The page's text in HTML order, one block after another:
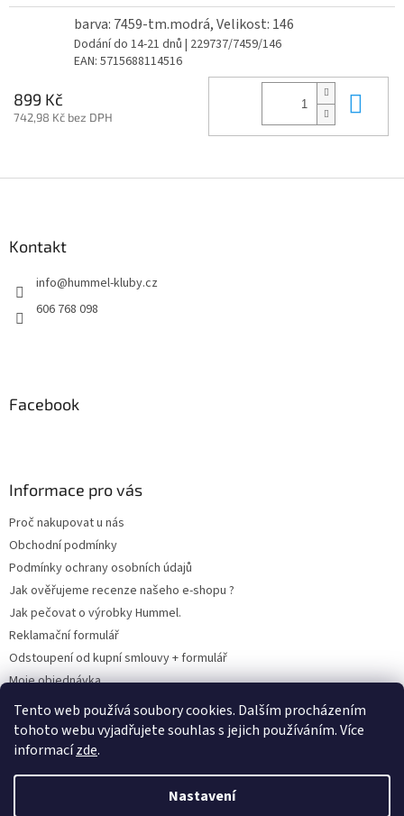
Tento web používá soubory cookies. Dalším procházením
tohoto webu vyjadřujete souhlas s jejich používáním. Více
informacízde.
Nastavení
barva: 7459-tm.modrá, Velikost: 146
Dodání do 14-21 dnů | 229737/7459/146
EAN: 5715688114516
899 Kč
742,98 Kč bez DPH
Kontakt
info@hummel-kluby.cz
606 768 098
Facebook
Informace pro vás
Proč nakupovat u nás
Obchodní podmínky
Podmínky ochrany osobních údajů
Jak ověřujeme recenze našeho e-shopu ?
Jak pečovat o výrobky Hummel.
Reklamační formulář
Odstoupení od kupní smlouvy + formulář
Moje objednávka
Odstoupení od smlouvy